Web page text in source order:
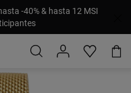
-40% & hasta 12 MSI